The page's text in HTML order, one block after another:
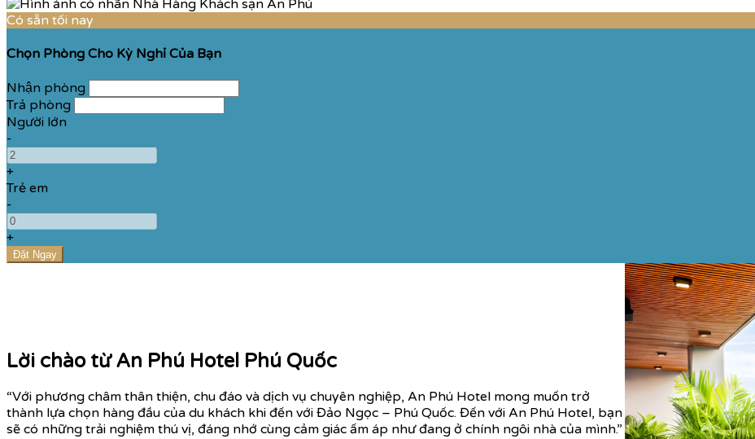
Có sẵn tối nay
Chọn Phòng Cho Kỳ Nghỉ Của Bạn
Nhận phòng
Trả phòng
Người lớn
-
+
Trẻ em
-
+
Lời chào từ An Phú Hotel Phú Quốc
“Với phương châm thân thiện, chu đáo và dịch vụ chuyên nghiệp, An Phú Hotel mong muốn trở
thành lựa chọn hàng đầu của du khách khi đến với Đảo Ngọc – Phú Quốc. Đến với An Phú Hotel, bạn
sẽ có những trải nghiệm thú vị, đáng nhớ cùng cảm giác ấm áp như đang ở chính ngôi nhà của mình.”